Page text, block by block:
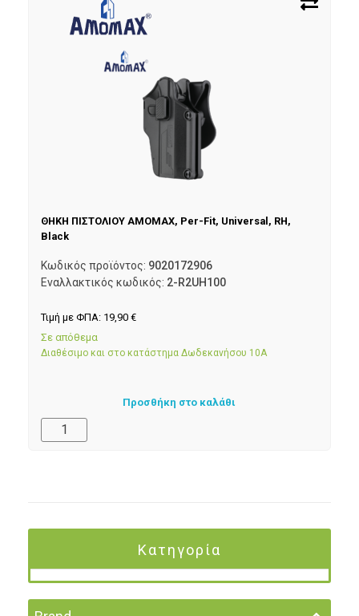
ΘΗΚΗ ΠΙΣΤΟΛΙΟΥ AMOMAX, Per-Fit, Universal, RH,
Black
Κωδικός προϊόντος: 9020172906
Εναλλακτικός κωδικός: 2-R2UH100
Τιμή με ΦΠΑ: 19,90 €
Σε απόθεμα
Διαθέσιμο και στο κατάστημα Δωδεκανήσου 10Α
Προσθήκη στο καλάθι
Κατηγορία